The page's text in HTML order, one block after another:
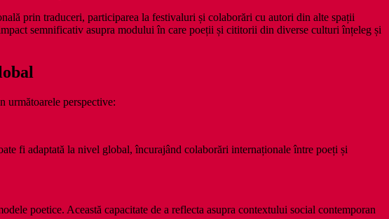
prin traduceri, participarea la festivaluri și colaborări cu autori din alte spații
semnificativ asupra modului în care poeții și cititorii din diverse culturi înțeleg și
următoarele perspective:
fi adaptată la nivel global, încurajând colaborări internaționale între poeți și
poetice. Această capacitate de a reflecta asupra contextului social contemporan